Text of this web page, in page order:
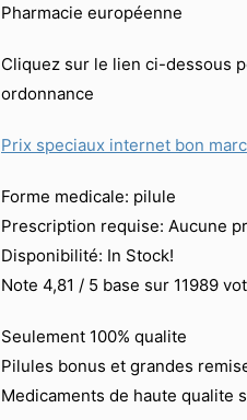
Pharmacie européenne
Cliquez sur le lien ci-dessous
ordonnance
Prix speciaux internet bon
Forme medicale: pilule
Prescription requise: Aucune
Disponibilité: In Stock!
Note 4,81 / 5 base sur 11989
Seulement 100% qualite
Pilules bonus et grandes
Medicaments de haute qualite